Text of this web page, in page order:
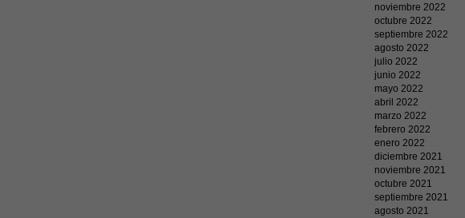
noviembre 2022
octubre 2022
septiembre 2022
agosto 2022
julio 2022
junio 2022
mayo 2022
abril 2022
marzo 2022
febrero 2022
enero 2022
diciembre 2021
noviembre 2021
octubre 2021
septiembre 2021
agosto 2021